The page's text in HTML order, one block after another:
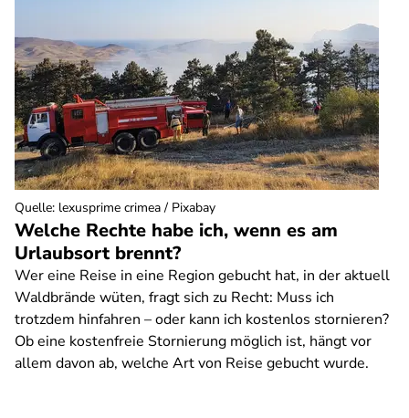
Welche Rechte habe ich, wenn es am
Urlaubsort brennt?
Wer eine Reise in eine Region gebucht hat, in der aktuell
Waldbrände wüten, fragt sich zu Recht: Muss ich
trotzdem hinfahren – oder kann ich kostenlos stornieren?
Ob eine kostenfreie Stornierung möglich ist, hängt vor
allem davon ab, welche Art von Reise gebucht wurde.
Quelle: lexusprime crimea / Pixabay